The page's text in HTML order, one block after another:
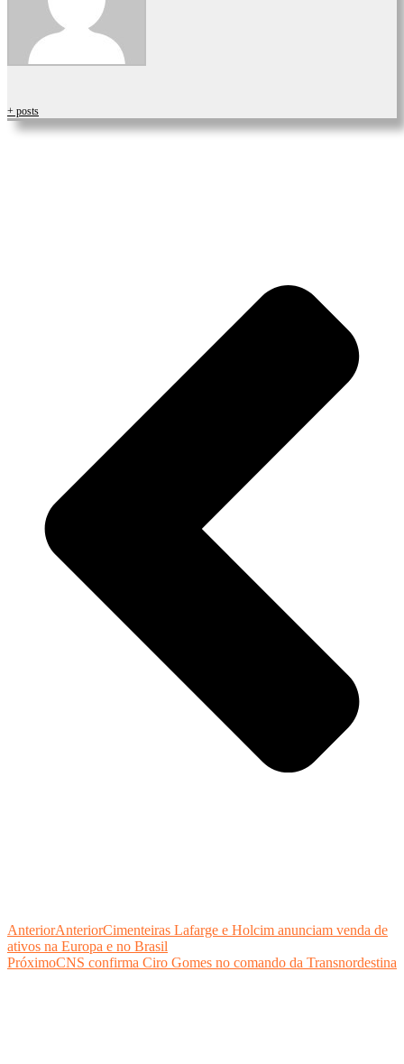
+ posts
AnteriorAnteriorCimenteiras Lafarge e Holcim anunciam venda de
ativos na Europa e no Brasil
PróximoCNS confirma Ciro Gomes no comando da Transnordestina